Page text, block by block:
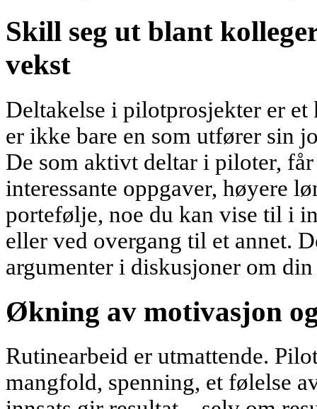
Skill seg ut blant
vekst
Deltakelse i pilotprosjekter er
er ikke bare en som utfører sin
De som aktivt deltar i piloter,
interessante oppgaver, høyere
portefølje, noe du kan vise til i
eller ved overgang til et annet.
argumenter i diskusjoner om
Økning av motivasjon
Rutinearbeid er utmattende.
mangfold, spenning, et følelse